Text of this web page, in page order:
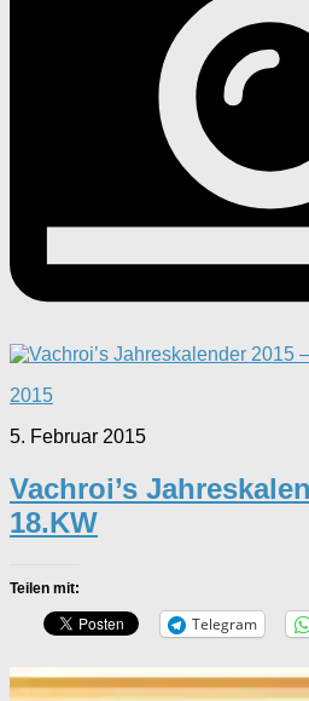
2015
5. Februar 2015
Vachroi’s
18.KW
Teilen mit:
Telegram